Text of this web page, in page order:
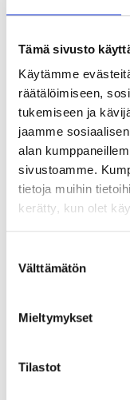
Tämä sivusto
Käytämme
räätälöimiseen,
tukemiseen ja
jaamme
alan
sivustoamme.
tietoja muihin
kerätty, kun olet
valinta
Välttämätön
Mieltymykset
Tilastot
Tervetuloa
Lue lisää
talviriehaan-28-2/
Jaa: